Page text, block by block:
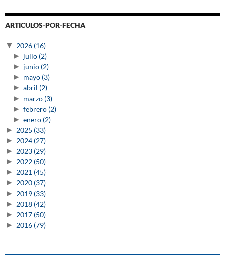
ARTICULOS-POR-FECHA
▼ 2026 (16)
► julio (2)
► junio (2)
► mayo (3)
► abril (2)
► marzo (3)
► febrero (2)
► enero (2)
► 2025 (33)
► 2024 (27)
► 2023 (29)
► 2022 (50)
► 2021 (45)
► 2020 (37)
► 2019 (33)
► 2018 (42)
► 2017 (50)
► 2016 (79)